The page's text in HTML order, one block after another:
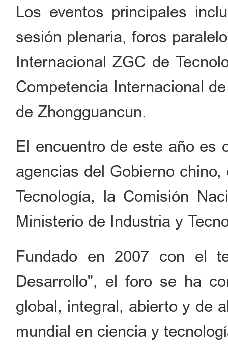
Los eventos principales
sesión plenaria, foros
Internacional ZGC de
Competencia Internacional
de Zhongguancun.
El encuentro de este año es
agencias del Gobierno
Tecnología, la Comisión
Ministerio de Industria y
Fundado en 2007 con el
Desarrollo", el foro se ha
global, integral, abierto y de
mundial en ciencia y